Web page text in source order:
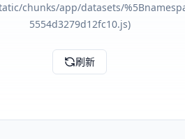
chunks/app/datasets/
5554d3279d12fc10.js)
刷新